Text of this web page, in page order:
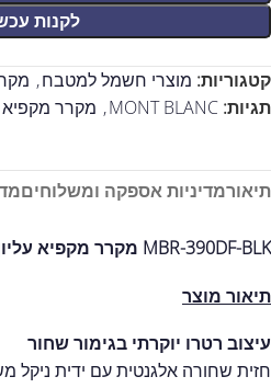
לקנות
קטגוריות: מוצרי חשמל למטבח,
תגיות: MONT BLANC
, מקרר מקפיא
תיאורמדיניות אספקה ומשלוחים
MBR-390DF-BLK מקרר מקפיא עליון 295 ליטר מבית MONT BLANC – שחור רטרו
תיאור מוצר
עיצוב רטרו יוקרתי בגימור שחור
חזית שחורה אלגנטית עם ידית ניקל